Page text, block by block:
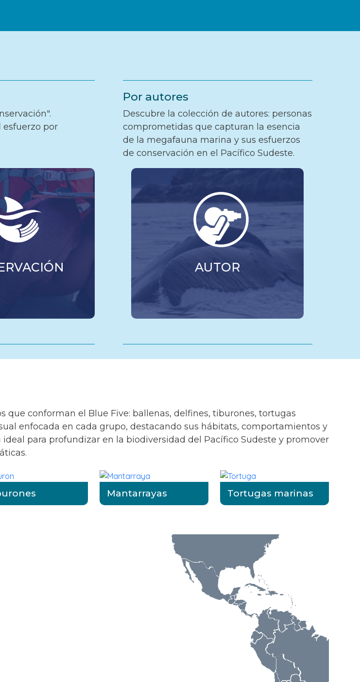
esfuerzo por
Por autores
Descubre la colección de autores: personas
comprometidas que capturan la esencia
de la megafauna marina y sus esfuerzos
de conservación en el Pacífico Sudeste.
AUTOR
que conforman el Blue Five: ballenas, delfines, tiburones, tortugas
enfocada en cada grupo, destacando sus hábitats, comportamientos y
para profundizar en la biodiversidad del Pacífico Sudeste y promover
Mantarrayas Tortugas marinas